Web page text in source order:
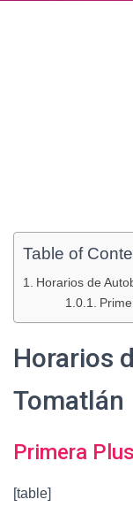
Table of
Horarios de
Horarios
Tomatlán
Primera Plus
[table]